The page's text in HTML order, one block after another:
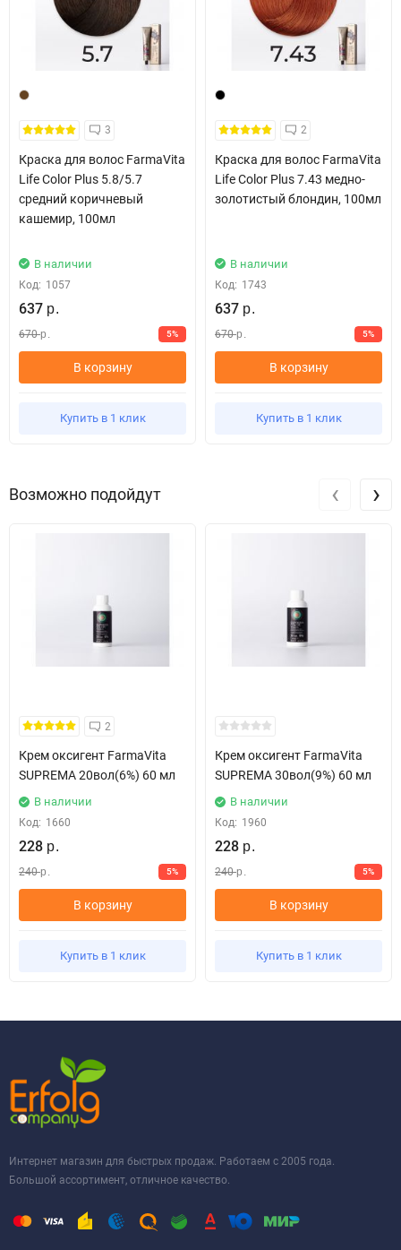
3
Краска для волос FarmaVita
Life Color Plus 5.8/5.7
средний коричневый
кашемир, 100мл
В наличии
Код: 1057
637 р.
670р. 5%
В корзину
Купить в 1 клик
2
Краска для волос FarmaVita
Life Color Plus 7.43 медно-
золотистый блондин, 100мл
В наличии
Код: 1743
637 р.
670р. 5%
В корзину
Купить в 1 клик
Возможно подойдут
2
Крем оксигент FarmaVita
SUPREMA 20вол(6%) 60 мл
В наличии
Код: 1660
228 р.
240 р. 5%
В корзину
Купить в 1 клик
Крем оксигент FarmaVita
SUPREMA 30вол(9%) 60 мл
В наличии
Код: 1960
228 р.
240 р. 5%
В корзину
Купить в 1 клик
‹ ›
Интернет магазин для быстрых продаж. Работаем с 2005 года.
Большой ассортимент, отличное качество.